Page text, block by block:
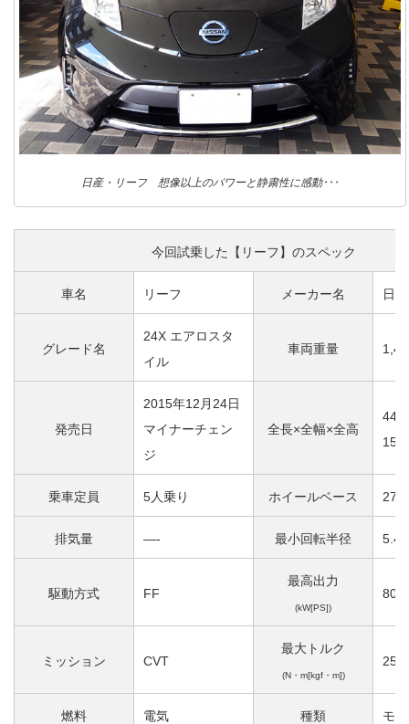
日産・リーフ 想像以上のパワーと静粛性に感動･･･
今回試乗した【リーフ】のスペック
車名 リーフ メーカー名 日産
グレード名
24X エアロスタ
イル
車両重量
発売日
2015年12月24日
マイナーチェン
ジ
全長×全幅×全高
乗車定員 5人乗り ホイールベース
排気量 —- 最小回転半径
駆動方式 FF
最高出力
(kW[PS])
ミッション CVT
最大トルク
(N・m[kgf・m])
燃料 電気 種類 モ